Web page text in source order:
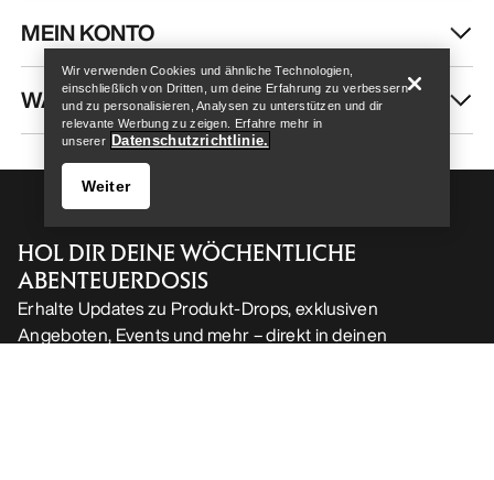
Help
MEIN KONTO
WASCHEN & REPARATUR
HOL DIR DEINE WÖCHENTLICHE
ABENTEUERDOSIS
Erhalte Updates zu Produkt-Drops, exklusiven
Angeboten, Events und mehr – direkt in deinen
Wir verwenden Cookies und ähnliche Technologien,
einschließlich von Dritten, um deine Erfahrung zu verbessern
und zu personalisieren, Analysen zu unterstützen und dir
relevante Werbung zu zeigen. Erfahre mehr in
unserer Datenschutzrichtlinie.
Weiter